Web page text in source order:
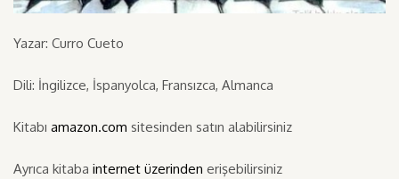
Yazar: Curro Cueto
Dili: İngilizce, İspanyolca, Fransızca, Almanca
Kitabı amazon.com sitesinden satın alabilirsiniz
Ayrıca kitaba internet üzerinden erişebilirsiniz